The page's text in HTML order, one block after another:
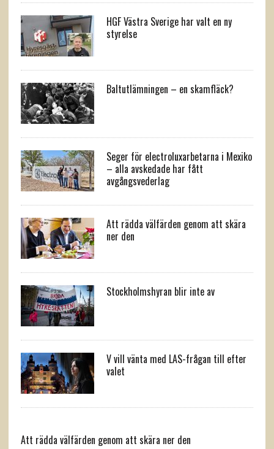
HGF Västra Sverige har valt en ny
styrelse
Baltutlämningen – en skamfläck?
Seger för electroluxarbetarna i Mexiko
– alla avskedade har fått
avgångsvederlag
Att rädda välfärden genom att skära
ner den
Stockholmshyran blir inte av
V vill vänta med LAS-frågan till efter
valet
Att rädda välfärden genom att skära ner den